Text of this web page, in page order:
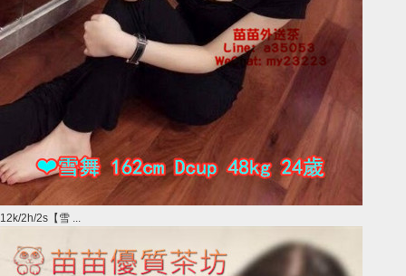
12k/2h/2s【雪 ...